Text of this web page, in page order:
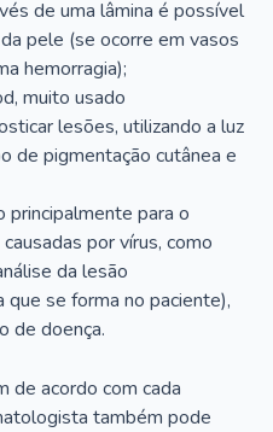
de uma lâmina é possível
pele (se ocorre em vasos
hemorragia);
muito usado
lesões, utilizando a luz
de pigmentação cutânea e
principalmente para o
por vírus, como
da lesão
se forma no paciente),
de doença.
de acordo com cada
também pode